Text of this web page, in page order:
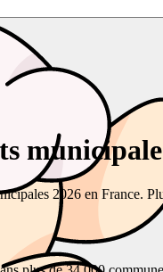
2026 en France.